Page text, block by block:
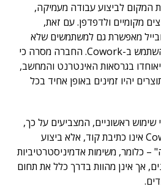
המקום לביצוע עבודה מעמיקה,
מקומיים ולדפדפן. עם זאת,
מאפשרת גם למשתמשים שלא
התקינו את האפליקציה להשתמש ב-Cowork. החברה מסרה כי
שיחות הצ'אט ו-Cowork יאוחדו בגרסאות האינטרנט והמחשב,
יהיו זמינים באופן אחיד בכל
שימוש ראשוניים, המצביעים על כך,
שהשימוש המרכזי ב-Cowork אינו כתיבת קוד, אלא ביצוע
כלומר, משימות אדמיניסטרטיביות
אך אינן מהוות בדרך כלל את תחום